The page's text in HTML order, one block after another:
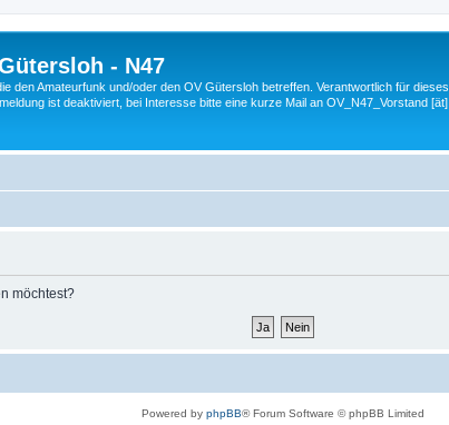
- N47
den Amateurfunk und/oder den OV Gütersloh betreffen. Verantwortlich für dieses
ist deaktiviert, bei Interesse bitte eine kurze Mail an OV_N47_Vorstand [ät]
möchtest?
Powered by phpBB® Forum Software © phpBB Limited